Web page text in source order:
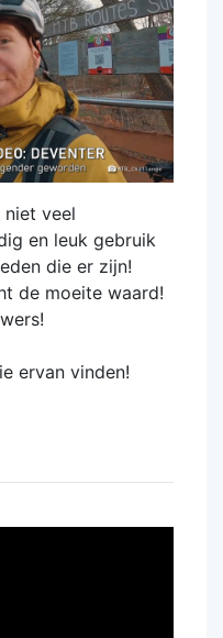
veel
en leuk gebruik
die er zijn!
de moeite waard!
ervan vinden!